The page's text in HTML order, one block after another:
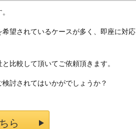
望されているケースが多く、即座に対応
比較して頂いてご依頼頂きます。
討されてはいかがでしょうか？
ら